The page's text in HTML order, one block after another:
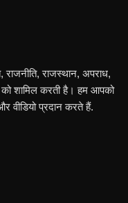
राजनीति, राजस्थान, अपराध,
शामिल करती है। हम आपको
वीडियो प्रदान करते हैं.